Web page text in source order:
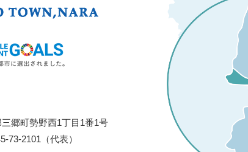
郷町勢野西1丁目1番1号
73-2101（代表）